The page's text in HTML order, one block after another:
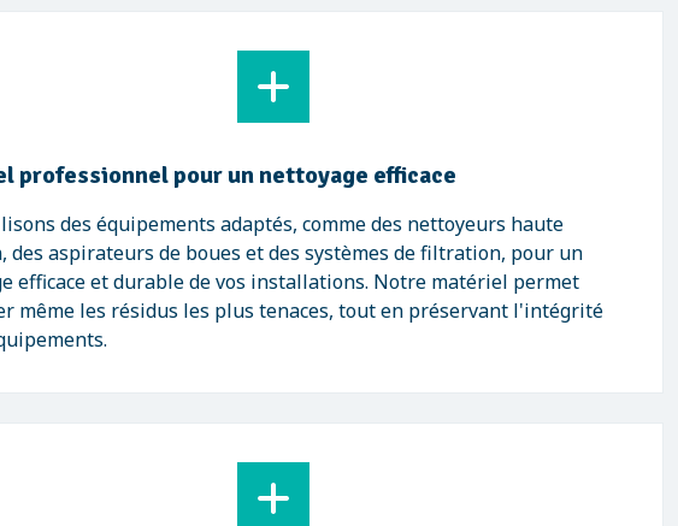
professionnel pour un nettoyage efficace
des équipements adaptés, comme des nettoyeurs haute
des aspirateurs de boues et des systèmes de filtration, pour un
efficace et durable de vos installations. Notre matériel permet
même les résidus les plus tenaces, tout en préservant l'intégrité